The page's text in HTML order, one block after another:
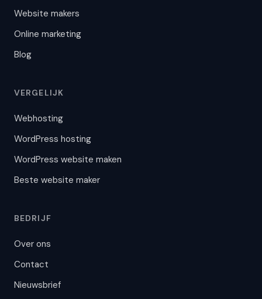
Website makers
Online marketing
Blog
VERGELIJK
Webhosting
WordPress hosting
WordPress website maken
Beste website maker
BEDRIJF
Over ons
Contact
Nieuwsbrief